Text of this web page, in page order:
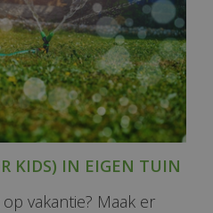
KIDS) IN EIGEN TUIN
vakantie? Maak er